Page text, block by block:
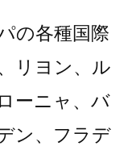
の各種国際
リヨン、ル
ーニャ、バ
ン、フラデ